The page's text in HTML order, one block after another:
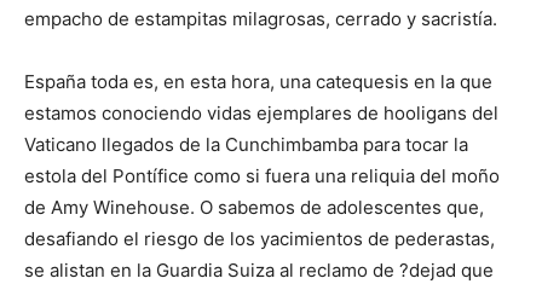
empacho de estampitas milagrosas, cerrado y sacristía.
España toda es, en esta hora, una catequesis en la que
estamos conociendo vidas ejemplares de hooligans del
Vaticano llegados de la Cunchimbamba para tocar la
estola del Pontífice como si fuera una reliquia del moño
de Amy Winehouse. O sabemos de adolescentes que,
desafiando el riesgo de los yacimientos de pederastas,
se alistan en la Guardia Suiza al reclamo de ?dejad que